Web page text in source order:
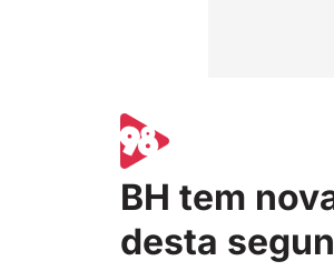
BH tem
desta